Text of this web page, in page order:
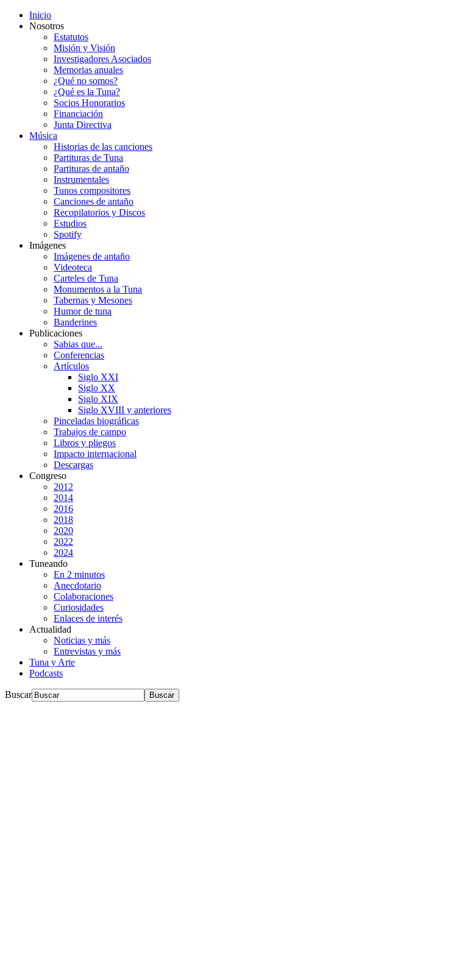
Inicio
Nosotros
Estatutos
Misión y Visión
Investigadores Asociados
Memorias anuales
¿Qué no somos?
¿Qué es la Tuna?
Socios Honorarios
Financiación
Junta Directiva
Música
Historias de las canciones
Partituras de Tuna
Partituras de antaño
Instrumentales
Tunos compositores
Canciones de antaño
Recopilatorios y Discos
Estudios
Spotify
Imágenes
Imágenes de antaño
Videoteca
Carteles de Tuna
Monumentos a la Tuna
Tabernas y Mesones
Humor de tuna
Banderines
Publicaciones
Sabias que...
Conferencias
Artículos
Siglo XXI
Siglo XX
Siglo XIX
Siglo XVIII y anteriores
Pinceladas biográficas
Trabajos de campo
Libros y pliegos
Impacto internacional
Descargas
Congreso
2012
2014
2016
2018
2020
2022
2024
Tuneando
En 2 minutos
Anecdotario
Colaboraciones
Curiosidades
Enlaces de interés
Actualidad
Noticias y más
Entrevistas y más
Tuna y Arte
Podcasts
Buscar